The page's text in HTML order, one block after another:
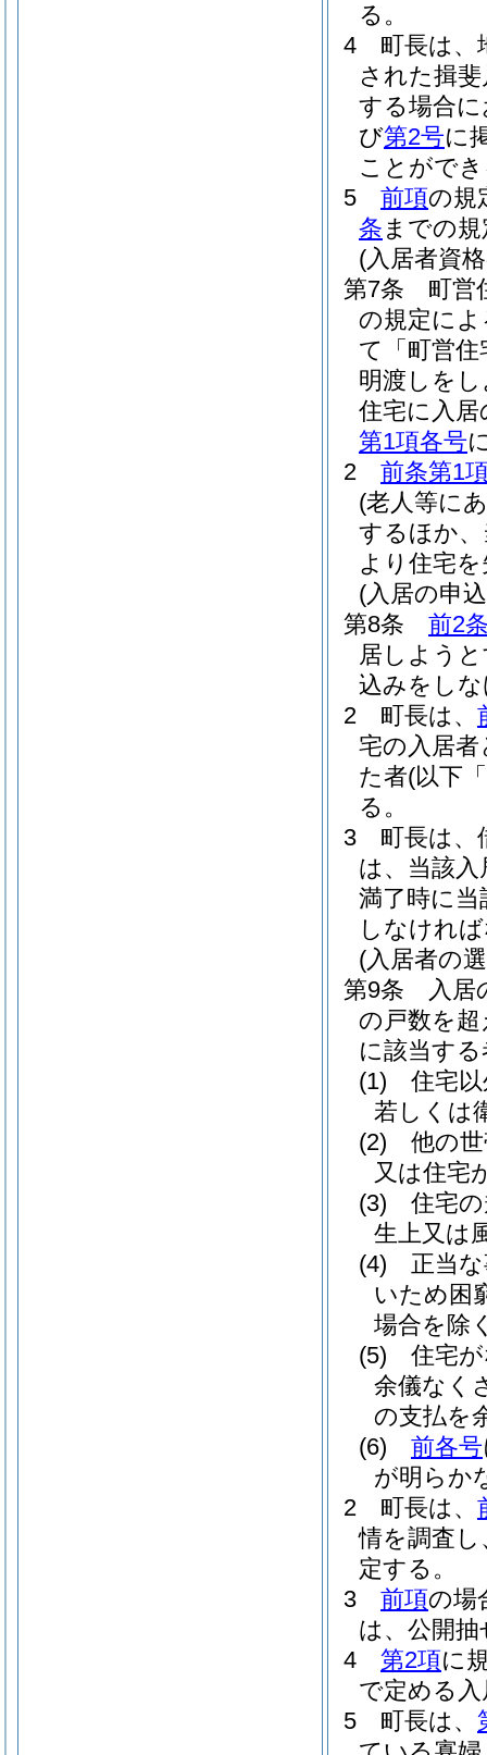
る。
4
町長は、
された揖
する場合
び第2号に
ことがで
5
前項の規
条 までの
(入居者資
第7条
町営
の規定に
て「町営
明渡しを
住宅に入
第1項各号
2
前条第1
(老人等に
するほか
より住宅
(入居の申
第8条
前2
居しよう
込みをし
2
町長は、
宅の入居
た者(以下
る。
3
町長は、
は、当該
満了時に
しなけれ
(入居者の
第9条
入居
の戸数を
に該当す
(1)
住宅
若しくは
(2)
他の
又は住宅
(3)
住宅
生上又は
(4)
正当
いため困
場合を除
(5)
住宅
余儀なく
の支払を
(6)
前各号
が明らか
2
町長は、
情を調査
定する。
3
前項の場
は、公開
4
第2項に
で定める
5
町長は、